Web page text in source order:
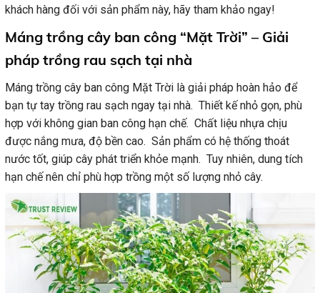
khách hàng đối với sản phẩm này, hãy tham khảo ngay!
Máng trồng cây ban công “Mặt Trời” – Giải
pháp trồng rau sạch tại nhà
Máng trồng cây ban công Mặt Trời là giải pháp hoàn hảo để
bạn tự tay trồng rau sạch ngay tại nhà. Thiết kế nhỏ gọn, phù
hợp với không gian ban công hạn chế. Chất liệu nhựa chịu
được nắng mưa, độ bền cao. Sản phẩm có hệ thống thoát
nước tốt, giúp cây phát triển khỏe mạnh. Tuy nhiên, dung tích
hạn chế nên chỉ phù hợp trồng một số lượng nhỏ cây.